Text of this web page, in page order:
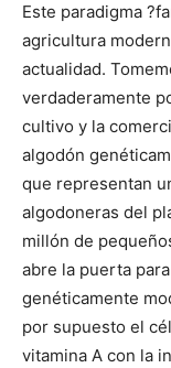
Este paradigma
agricultura
actualidad.
verdaderamente
cultivo y la
algodón
que representan
algodoneras del
millón de
abre la puerta
genéticamente
por supuesto el
vitamina A con la